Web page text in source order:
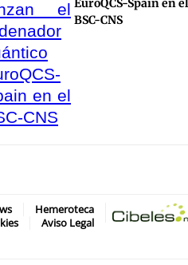
EuroQCS-Spain en el
BSC-CNS
Hemeroteca
Aviso Legal